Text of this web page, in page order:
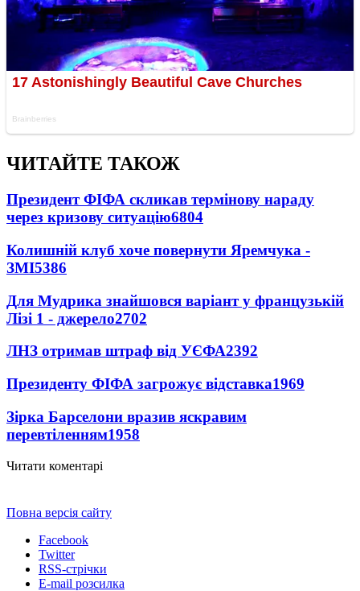
ЧИТАЙТЕ ТАКОЖ
Президент ФІФА скликав термінову нараду
через кризову ситуацію6804
Колишній клуб хоче повернути Яремчука -
ЗМІ5386
Для Мудрика знайшовся варіант у французькій
Лізі 1 - джерело2702
ЛНЗ отримав штраф від УЄФА2392
Президенту ФІФА загрожує відставка1969
Зірка Барселони вразив яскравим
перевтіленням1958
Читати коментарі
Повна версія сайту
Facebook
Twitter
RSS-стрічки
E-mail розсилка